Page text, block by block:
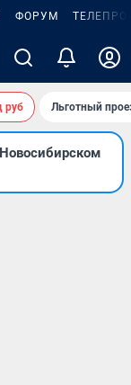
ФОРУМ
руб Льготный